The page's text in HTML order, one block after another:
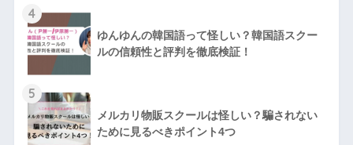
4
ゆんゆんの韓国語って怪しい？韓国語スクー
ルの信頼性と評判を徹底検証！
5
メルカリ物販スクールは怪しい？騙されない
ために見るべきポイント4つ